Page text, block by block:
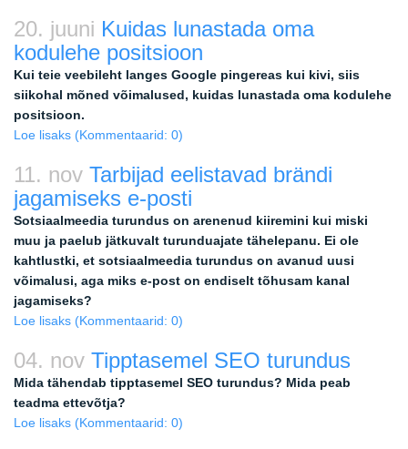
20. juuni Kuidas lunastada oma
kodulehe positsioon
Kui teie veebileht langes Google pingereas kui kivi, siis
siikohal mõned võimalused, kuidas lunastada oma kodulehe
positsioon.
Loe lisaks (Kommentaarid: 0)
11. nov Tarbijad eelistavad brändi
jagamiseks e-posti
Sotsiaalmeedia turundus on arenenud kiiremini kui miski
muu ja paelub jätkuvalt turunduajate tähelepanu. Ei ole
kahtlustki, et sotsiaalmeedia turundus on avanud uusi
võimalusi, aga miks e-post on endiselt tõhusam kanal
jagamiseks?
Loe lisaks (Kommentaarid: 0)
04. nov Tipptasemel SEO turundus
Mida tähendab tipptasemel SEO turundus? Mida peab
teadma ettevõtja?
Loe lisaks (Kommentaarid: 0)